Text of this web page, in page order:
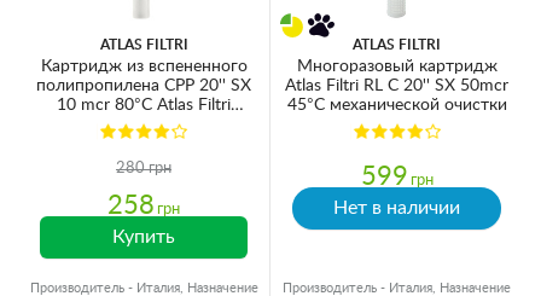
ATLAS FILTRI
Картридж из вспененного
полипропилена CPP 20'' SX
10 mcr 80°C Atlas Filtri
RA5706709
280 грн
258 грн
Купить
Производитель - Италия, Назначение
ATLAS FILTRI
Многоразовый картридж
Atlas Filtri RL C 20'' SX 50mcr
45°C механической очистки
599 грн
Нет в наличии
Производитель - Италия, Назначение